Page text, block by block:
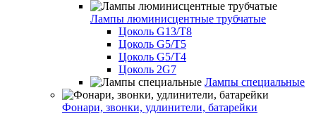
Лампы люминисцентные трубчатые
Цоколь G13/T8
Цоколь G5/Т5
Цоколь G5/T4
Цоколь 2G7
Лампы специальные
Фонари, звонки, удлинители, батарейки